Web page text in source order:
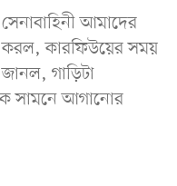
সেনাবাহিনী আমাদের
কারফিউয়ের সময়
গাড়িটা
সামনে আগানোর